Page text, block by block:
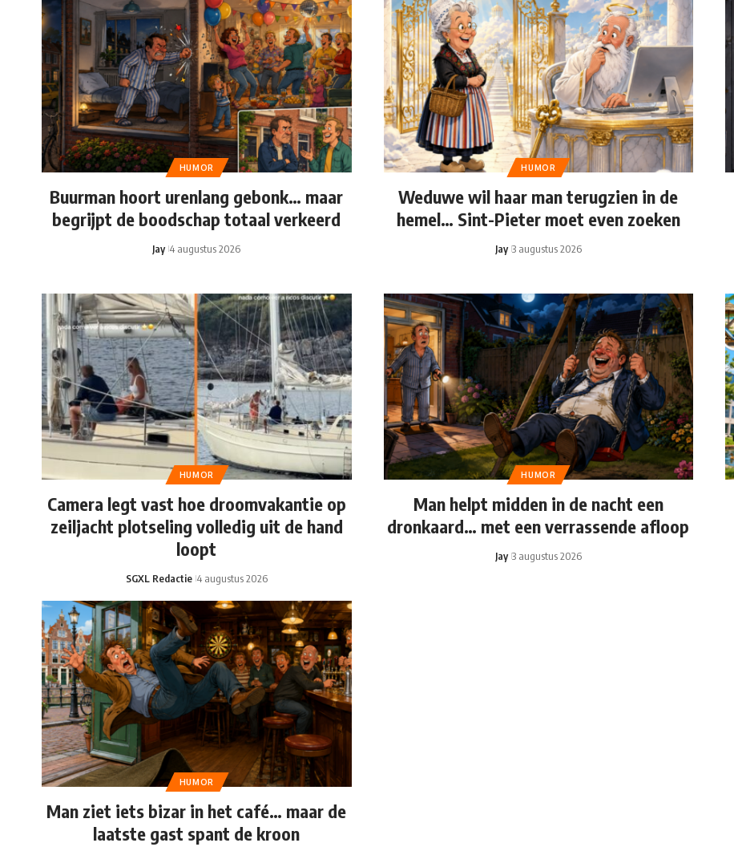
HUMOR
Buurman hoort urenlang gebonk… maar
begrijpt de boodschap totaal verkeerd
Jay 4 augustus 2026
HUMOR
Weduwe wil haar man terugzien in de
hemel… Sint-Pieter moet even zoeken
Jay 3 augustus 2026
HUMOR
Camera legt vast hoe droomvakantie op
zeiljacht plotseling volledig uit de hand
loopt
SGXL Redactie 4 augustus 2026
HUMOR
Man helpt midden in de nacht een
dronkaard… met een verrassende afloop
Jay 3 augustus 2026
HUMOR
Man ziet iets bizar in het café… maar de
laatste gast spant de kroon